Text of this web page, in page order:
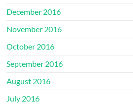
December 2016
November 2016
October 2016
September 2016
August 2016
July 2016